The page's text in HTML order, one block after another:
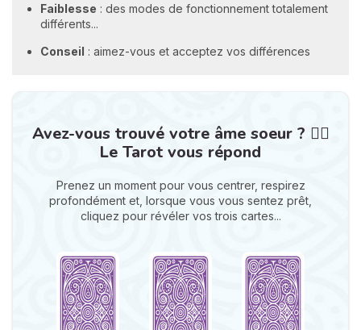
Faiblesse : des modes de fonctionnement totalement
différents...
Conseil : aimez-vous et acceptez vos différences
Avez-vous trouvé votre âme soeur ? ❤️‍🔥
Le Tarot vous répond
Prenez un moment pour vous centrer, respirez
profondément et, lorsque vous vous sentez prêt,
cliquez pour révéler vos trois cartes...